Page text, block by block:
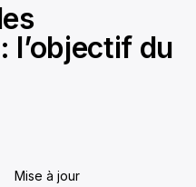
l’objectif du
Mise à jour